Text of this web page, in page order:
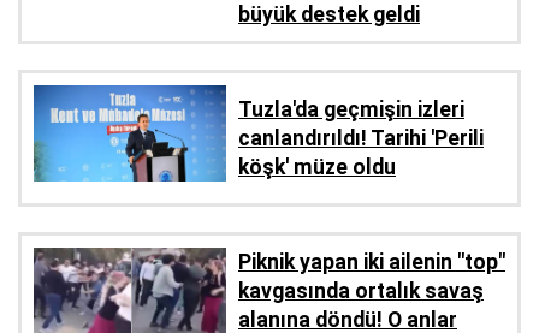
büyük destek geldi
Tuzla'da geçmişin izleri
canlandırıldı! Tarihi 'Perili
köşk' müze oldu
Piknik yapan iki ailenin "top"
kavgasında ortalık savaş
alanına döndü! O anlar